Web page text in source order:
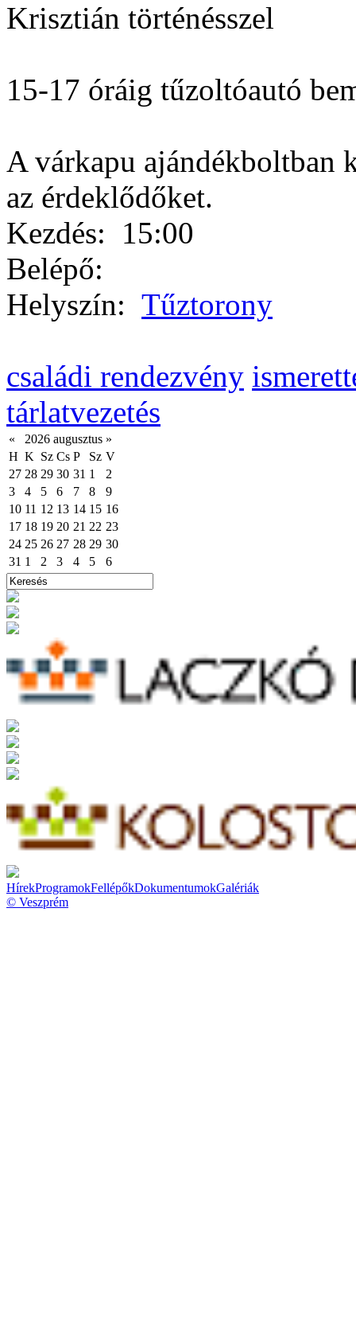
Krisztián történésszel
15-17 óráig tűzoltóautó
A várkapu ajándékboltban
az érdeklődőket.
Kezdés: 15:00
Belépő:
Helyszín: Tűztorony
családi rendezvény
tárlatvezetés
« 2026 augusztus »
H K Sz Cs P Sz V
27 28 29 30 31 1
2
3
4 5 6 7 8
9
10 11 12 13 14 15 16
17 18 19 20 21 22 23
24 25 26 27 28 29 30
31 1 2 3 4 5 6
HírekProgramokFellépőkDokumentumokGalériák
© Veszprém